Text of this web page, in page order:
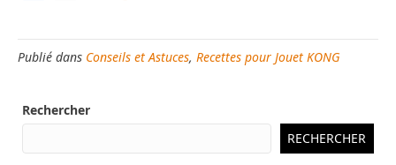
c
e
o
a
i
Publié dans Conseils et Astuces, Recettes pour Jouet KONG
Rechercher
RECHERCHER